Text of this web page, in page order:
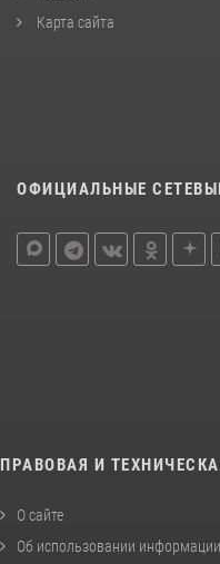
Карта сайта
ОФИЦИАЛЬНЫЕ
ПРАВОВАЯ И
О сайте
Об использовании